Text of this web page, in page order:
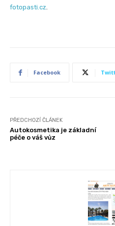
fotopasti.cz.
Facebook
PŘEDCHOZÍ ČLÁNEK
Autokosmetika je základní
péče o váš vůz